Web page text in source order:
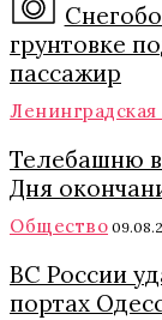
грунтовке
пассажир
Ленинградская
Телебашню в
Дня
Общество
ВС России
портах